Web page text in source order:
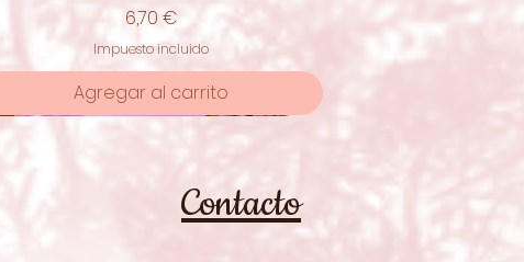
Precio
6,70 €
Impuesto incluido
Agregar al carrito
Promoção
Contacto